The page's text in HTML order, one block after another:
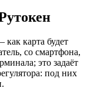
карта будет
со смартфона,
это задаёт
под них